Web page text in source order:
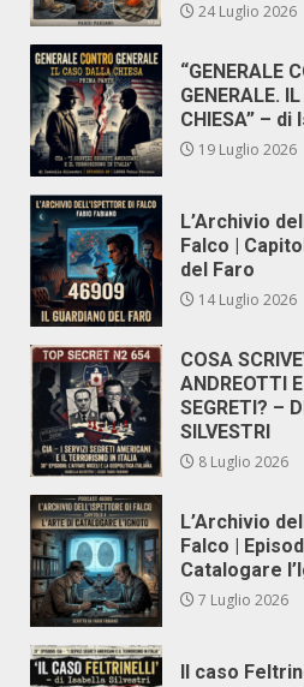
24 Luglio 2026
“GENERALE
GENERALE.
CHIESA” –
19 Luglio 2026
L’Archivio
Falco |
del Faro
14 Luglio 2026
COSA
ANDREOTTI
SEGRETI? –
SILVESTRI
8 Luglio 2026
L’Archivio
Falco |
Catalogare
7 Luglio 2026
Il caso